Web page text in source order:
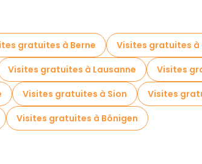
gratuites à Berne Visites gratuites à
Visites gratuites à Lausanne
Visites
Visites gratuites à Sion
Visites
Visites gratuites à Bönigen